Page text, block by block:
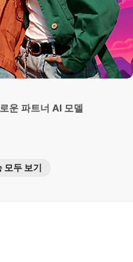
운 파트너 AI 모델
모두 보기